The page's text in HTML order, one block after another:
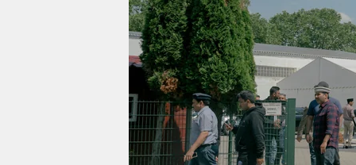
shop
fragen & hilfe
unterstützen
abo
genossenschaft